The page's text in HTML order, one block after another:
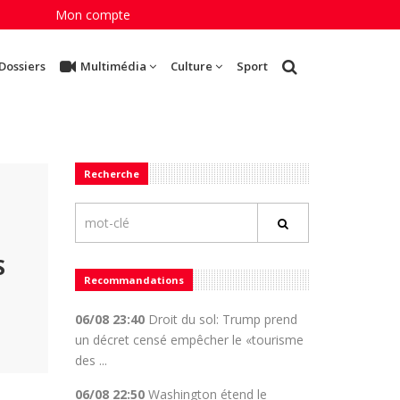
Mon compte
Multimédia Culture Sport
Recherche
Recommandations
06/08 23:40Droit du sol: Trump prend
un décret censé empêcher le «tourisme
des ...
06/08 22:50Washington étend le